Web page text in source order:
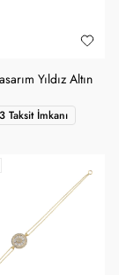
Yıldız Altın
3 Taksit İmkanı